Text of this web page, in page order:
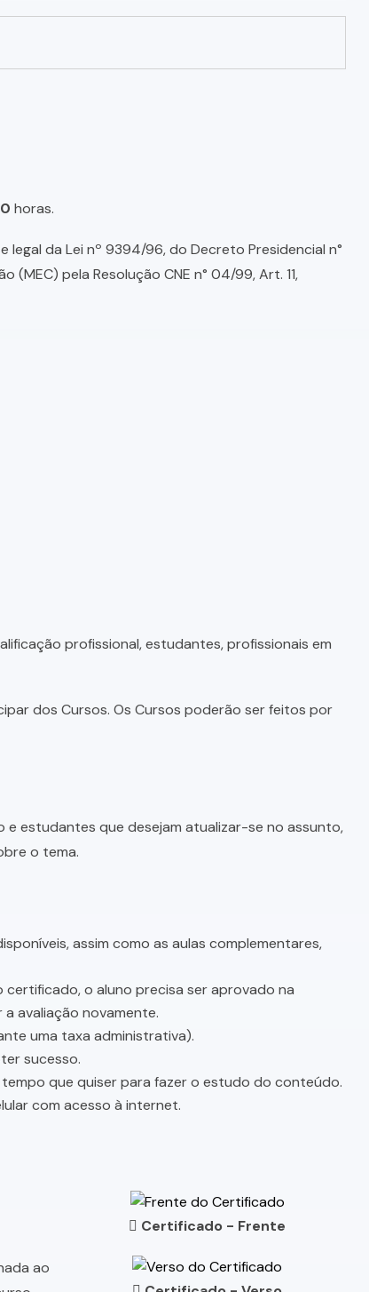
horas.
da Lei nº 9394/96, do Decreto Presidencial n°
(MEC) pela Resolução CNE n° 04/99, Art. 11,
profissional, estudantes, profissionais em
dos Cursos. Os Cursos poderão ser feitos por
estudantes que desejam atualizar-se no assunto,
o tema.
assim como as aulas complementares,
o aluno precisa ser aprovado na
avaliação novamente.
uma taxa administrativa).
sucesso.
que quiser para fazer o estudo do conteúdo.
com acesso à internet.
ao
Certificado - Frente